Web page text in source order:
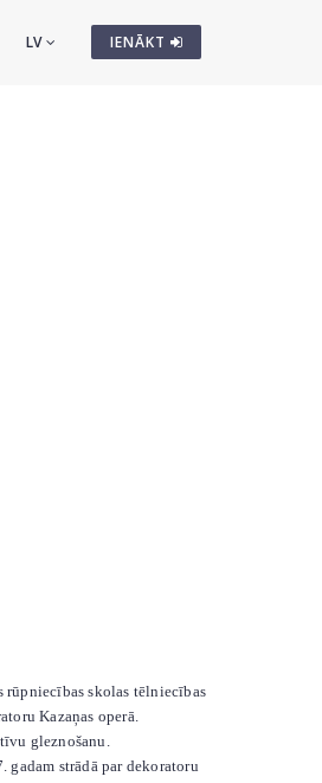
IENĀKT
LV
skolas tēlniecības
Kazaņas operā.
gleznošanu.
strādā par dekoratoru